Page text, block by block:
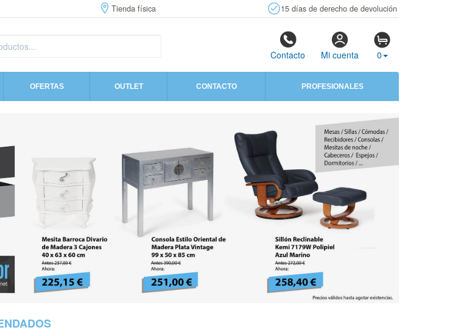
Tienda física 15 días de derecho de devolución
Contacto Mi cuenta 0
OFERTAS OUTLET CONTACTO PROFESIONALES